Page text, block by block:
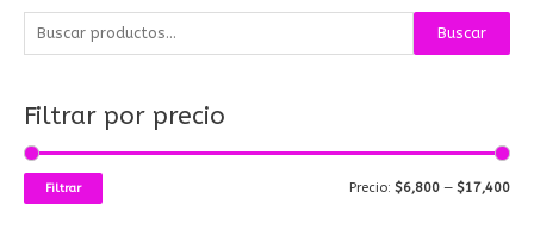
u
c
a
r
p
Buscar
Filtrar por precio
r
i
r
i
Filtrar Precio: $6,800 — $17,400